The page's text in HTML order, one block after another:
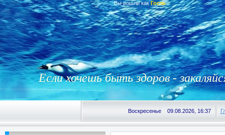
Вы вошли как Гость
Если хочешь быть здоров -
Воскресенье 09.08.2026, 16:37